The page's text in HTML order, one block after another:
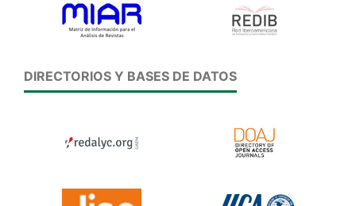
DIRECTORIOS Y BASES DE DATOS